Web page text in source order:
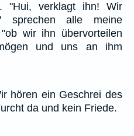
"Hui, verklagt ihn! Wir
sprechen alle meine
wir ihn übervorteilen
und uns an ihm
hören ein Geschrei des
da und kein Friede.